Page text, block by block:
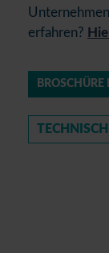
erfahren?